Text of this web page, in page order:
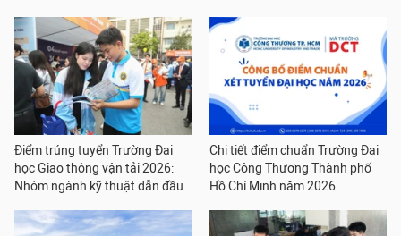
Điểm trúng tuyển Trường Đại
học Giao thông vận tải 2026:
Nhóm ngành kỹ thuật dẫn đầu
Chi tiết điểm chuẩn Trường Đại
học Công Thương Thành phố
Hồ Chí Minh năm 2026